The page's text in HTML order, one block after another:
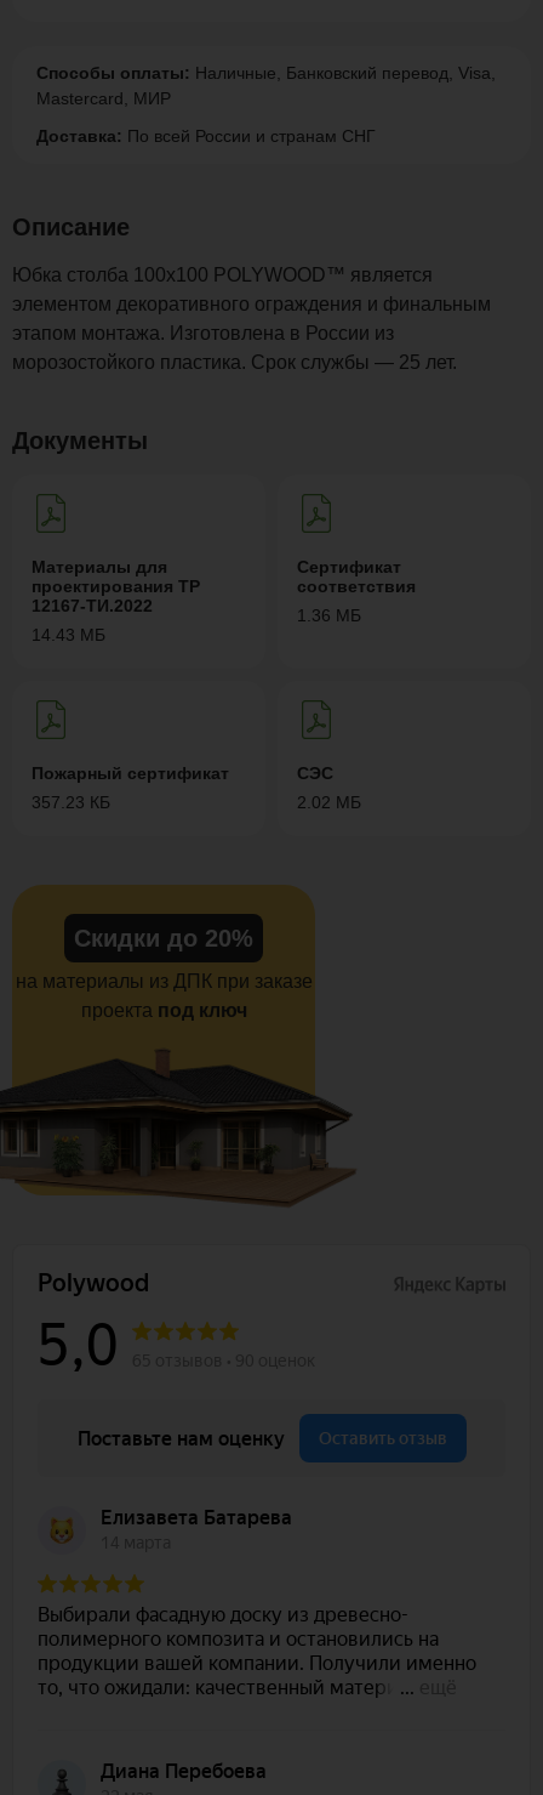
Способы оплаты: Наличные, Банковский перевод, Visa,
Mastercard, МИР
Доставка: По всей России и странам СНГ
Описание
Юбка столба 100x100 POLYWOOD™ является
элементом декоративного ограждения и финальным
этапом монтажа. Изготовлена в России из
морозостойкого пластика. Срок службы — 25 лет.
Документы
Материалы для
проектирования ТР
12167-ТИ.2022
14.43 МБ
Сертификат
соответствия
1.36 МБ
Пожарный сертификат
357.23 КБ
СЭС
2.02 МБ
Скидки до 20%
на материалы из ДПК при заказе
проекта под ключ